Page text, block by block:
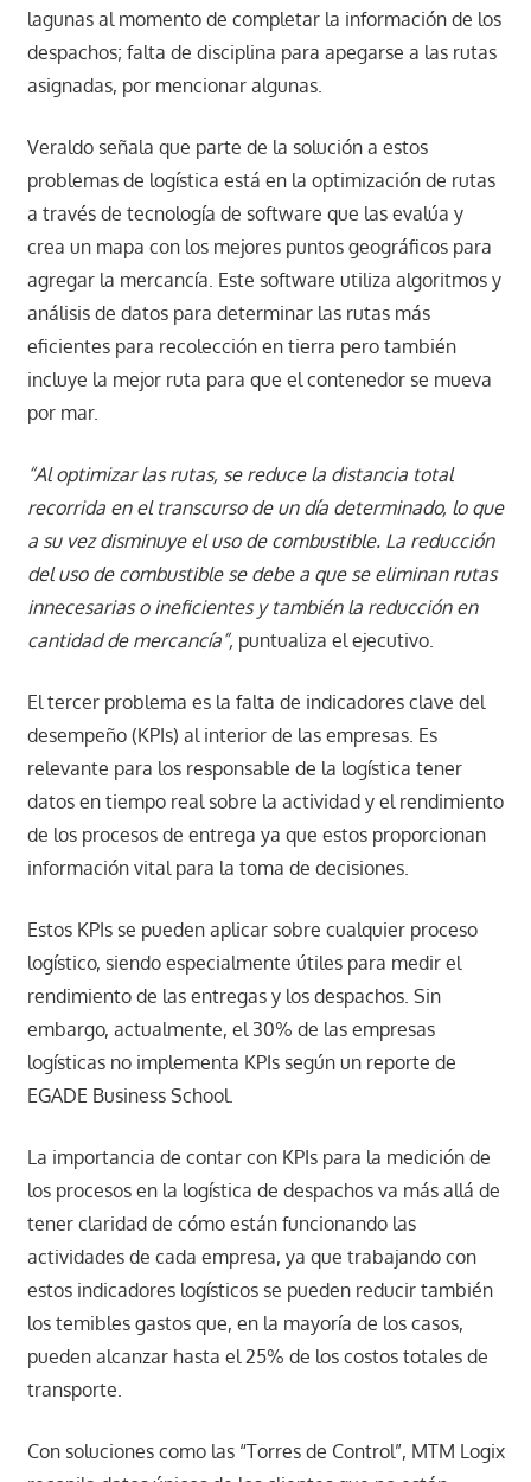
lagunas al momento de completar la información de los
despachos; falta de disciplina para apegarse a las rutas
asignadas, por mencionar algunas.
Veraldo señala que parte de la solución a estos
problemas de logística está en la optimización de rutas
a través de tecnología de software que las evalúa y
crea un mapa con los mejores puntos geográficos para
agregar la mercancía. Este software utiliza algoritmos y
análisis de datos para determinar las rutas más
eficientes para recolección en tierra pero también
incluye la mejor ruta para que el contenedor se mueva
por mar.
“Al optimizar las rutas, se reduce la distancia total
recorrida en el transcurso de un día determinado, lo que
a su vez disminuye el uso de combustible. La reducción
del uso de combustible se debe a que se eliminan rutas
innecesarias o ineficientes y también la reducción en
cantidad de mercancía”, puntualiza el ejecutivo.
El tercer problema es la falta de indicadores clave del
desempeño (KPIs) al interior de las empresas. Es
relevante para los responsable de la logística tener
datos en tiempo real sobre la actividad y el rendimiento
de los procesos de entrega ya que estos proporcionan
información vital para la toma de decisiones.
Estos KPIs se pueden aplicar sobre cualquier proceso
logístico, siendo especialmente útiles para medir el
rendimiento de las entregas y los despachos. Sin
embargo, actualmente, el 30% de las empresas
logísticas no implementa KPIs según un reporte de
EGADE Business School.
La importancia de contar con KPIs para la medición de
los procesos en la logística de despachos va más allá de
tener claridad de cómo están funcionando las
actividades de cada empresa, ya que trabajando con
estos indicadores logísticos se pueden reducir también
los temibles gastos que, en la mayoría de los casos,
pueden alcanzar hasta el 25% de los costos totales de
transporte.
Con soluciones como las “Torres de Control”, MTM Logix